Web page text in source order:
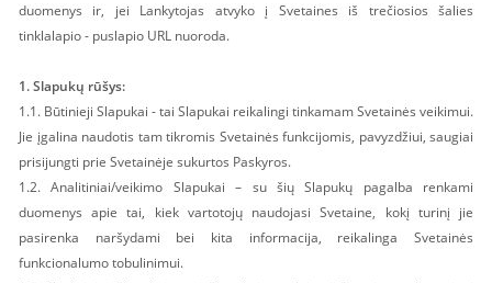
duomenys ir, jei Lankytojas atvyko į Svetaines iš trečiosios šalies
tinklalapio - puslapio URL nuoroda.
1. Slapukų rūšys:
1.1. Būtinieji Slapukai - tai Slapukai reikalingi tinkamam Svetainės veikimui.
Jie įgalina naudotis tam tikromis Svetainės funkcijomis, pavyzdžiui, saugiai
prisijungti prie Svetainėje sukurtos Paskyros.
1.2. Analitiniai/veikimo Slapukai – su šių Slapukų pagalba renkami
duomenys apie tai, kiek vartotojų naudojasi Svetaine, kokį turinį jie
pasirenka naršydami bei kita informacija, reikalinga Svetainės
funkcionalumo tobulinimui.